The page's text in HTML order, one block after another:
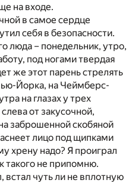
на входе.
в самое сердце
себя в безопасности.
люда – понедельник, утро,
под ногами твердая
же этот парень стрелять
Йорка, на Чеймберс-
на глазах у трех
от закусочной,
заброшенной скобяной
лицо под щипками
хрену надо? Я проиграл
такого не припомню.
чуть ли не вплотную